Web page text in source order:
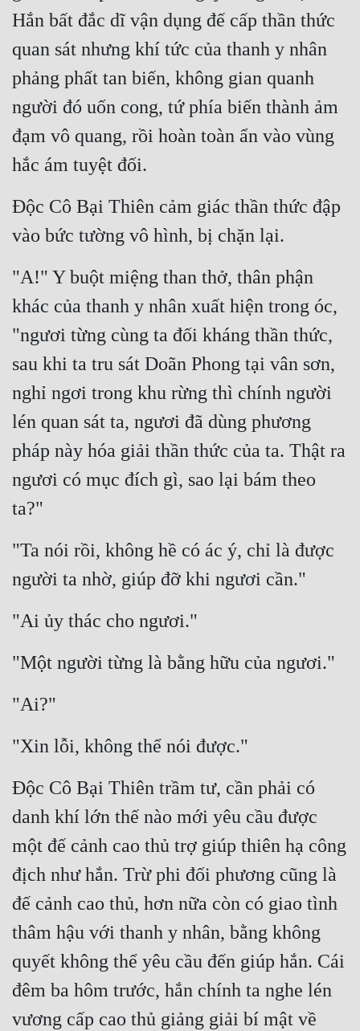
Đô Thị
Đông Phương
Đông Phương Huyền Huyễn
Đồng Nhân
Cẩu Đạo Trường Sinh
Ngự Thú
Truyện Nam
Xây Dựng Thế Lực
Đam Mỹ
Đẹp
Đẹp Hiệp
Cơ Trí
Hắn bất đắc dĩ vận dụng đế cấp thần thức
quan sát nhưng khí tức của thanh y nhân
phảng phất tan biến, không gian quanh
người đó uốn cong, tứ phía biến thành ảm
đạm vô quang, rồi hoàn toàn ẩn vào vùng
hắc ám tuyệt đối.
Độc Cô Bại Thiên cảm giác thần thức đập
vào bức tường vô hình, bị chặn lại.
"A!" Y buột miệng than thở, thân phận
khác của thanh y nhân xuất hiện trong óc,
"ngươi từng cùng ta đối kháng thần thức,
sau khi ta tru sát Doãn Phong tại vân sơn,
nghỉ ngơi trong khu rừng thì chính người
lén quan sát ta, ngươi đã dùng phương
pháp này hóa giải thần thức của ta. Thật ra
ngươi có mục đích gì, sao lại bám theo
ta?"
"Ta nói rồi, không hề có ác ý, chỉ là được
người ta nhờ, giúp đỡ khi ngươi cần."
"Ai ủy thác cho ngươi."
"Một người từng là bằng hữu của ngươi."
"Ai?"
"Xin lỗi, không thể nói được."
Độc Cô Bại Thiên trầm tư, cần phải có
danh khí lớn thế nào mới yêu cầu được
một đế cảnh cao thủ trợ giúp thiên hạ công
địch như hắn. Trừ phi đối phương cũng là
đế cảnh cao thủ, hơn nữa còn có giao tình
thâm hậu với thanh y nhân, bằng không
quyết không thể yêu cầu đến giúp hắn. Cái
đêm ba hôm trước, hắn chính ta nghe lén
vương cấp cao thủ giảng giải bí mật về